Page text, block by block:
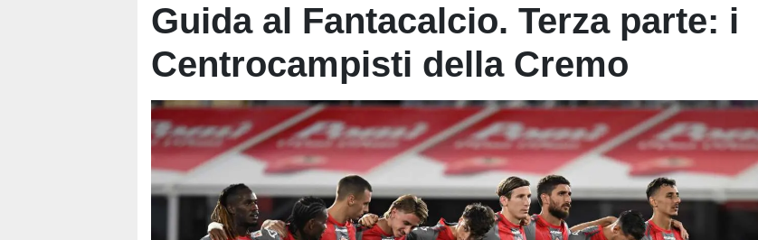
Guida al Fantacalcio. Terza parte: i
Centrocampisti della Cremo